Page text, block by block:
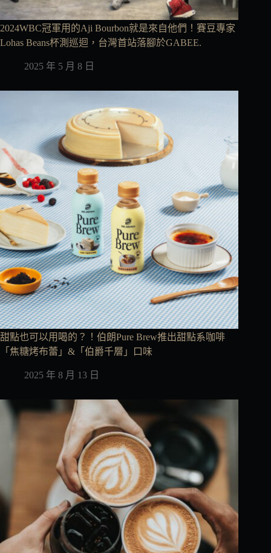
2024WBC冠軍用的Aji Bourbon就是來自他們！賽豆專家
Lohas Beans杯測巡迴，台灣首站落腳於GABEE.
2025 年 5 月 8 日
甜點也可以用喝的？！伯朗Pure Brew推出甜點系咖啡
「焦糖烤布蕾」&「伯爵千層」口味
2025 年 8 月 13 日